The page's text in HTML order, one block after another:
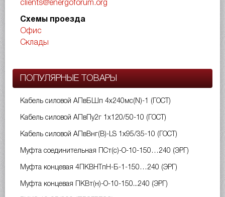
clients@energoforum.org
Схемы проезда
Офис
Склады
ПОПУЛЯРНЫЕ ТОВАРЫ
Кабель силовой АПвБШп 4х240мс(N)-1 (ГОСТ)
Кабель силовой АПвПу2г 1х120/50-10 (ГОСТ)
Кабель силовой АПвВнг(B)-LS 1х95/35-10 (ГОСТ)
Муфта соединительная ПСт(с)-О-10-150…240 (ЭРГ)
Муфта концевая 4ПКВНТпН-Б-1-150…240 (ЭРГ)
Муфта концевая ПКВт(н)-О-10-150...240 (ЭРГ)